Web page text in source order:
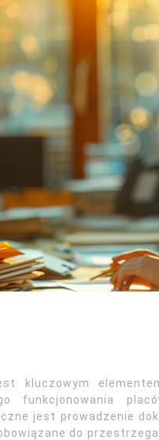
kluczowym
funkcjonowania
jest prowadzenie
do